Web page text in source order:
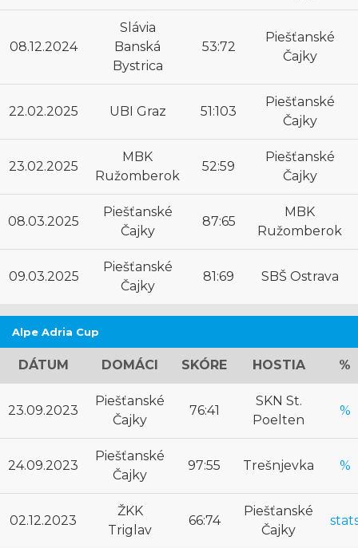
08.12.2024
Slávia
Banská
Bystrica
53:72
Piešťanské
Čajky
22.02.2025 UBI Graz 51:103
Piešťanské
Čajky
23.02.2025
MBK
Ružomberok
52:59
Piešťanské
Čajky
08.03.2025
Piešťanské
Čajky
87:65
MBK
Ružomberok
09.03.2025
Piešťanské
Čajky
81:69 SBŠ Ostrava
Alpe Adria Cup
DÁTUM DOMÁCI SKÓRE HOSTIA %
23.09.2023
Piešťanské
Čajky
76:41
SKN St.
Poelten
%
24.09.2023
Piešťanské
Čajky
97:55 Trešnjevka %
02.12.2023
ŽKK
Triglav
66:74
Piešťanské
Čajky